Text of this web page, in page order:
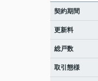
契約期間
更新料
総戸数
取引態様